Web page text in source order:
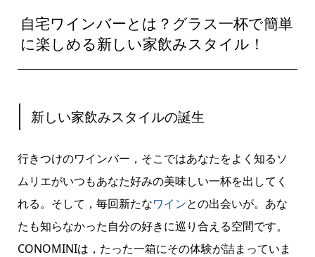
自宅ワインバーとは？グラス一杯で簡単
に楽しめる新しい家飲みスタイル！
新しい家飲みスタイルの誕生
行きつけのワインバー，そこではあなたをよく知るソ
ムリエがいつもあなた好みの美味しい一杯を出してく
れる。そして，毎回新たなワインとの出会いが。あな
たも知らなかった自分の好きに巡り合える空間です。
CONOMINIは，たった一箱にその体験が詰まっていま